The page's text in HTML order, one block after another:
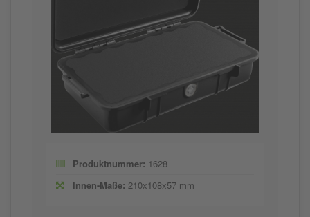
Produktnummer: 1628
Innen-Maße: 210x108x57 mm